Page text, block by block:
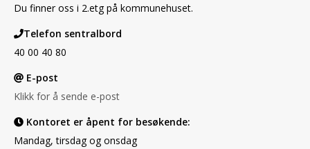
Du finner oss i 2.etg på kommunehuset.
Telefon sentralbord
40 00 40 80
E-post
Klikk for å sende e-post
Kontoret er åpent for besøkende:
Mandag, tirsdag og onsdag